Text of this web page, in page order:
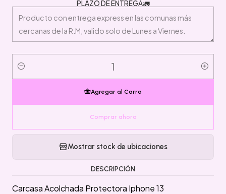
PLAZO DE ENTREGA🚛
Cantidad
Agregar al Carro
Comprar ahora
Mostrar stock de ubicaciones
DESCRIPCIÓN
Carcasa Acolchada Protectora Iphone 13